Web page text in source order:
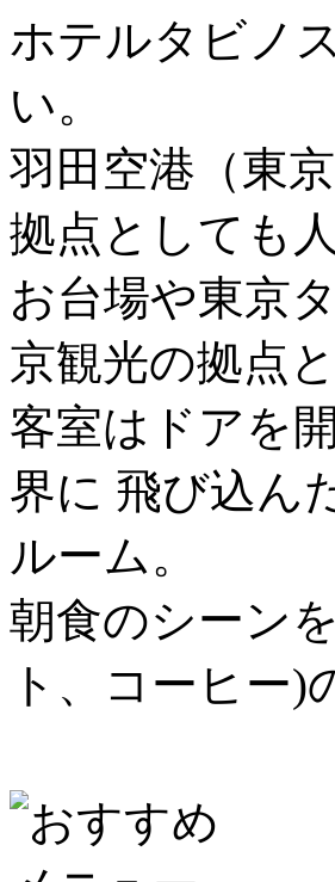
ホテルタビノ
い。
羽田空港（東
拠点としても
お台場や東京
京観光の拠点
客室はドアを
界に 飛び込ん
ルーム。
朝食のシーン
ト、コーヒー